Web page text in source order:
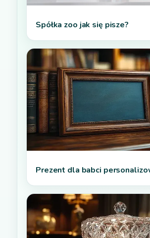
Spółka zoo jak się pisze?
Prezent dla babci